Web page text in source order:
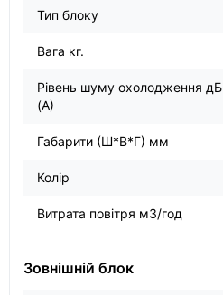
Тип блоку
Вага кг.
Рівень шуму охолодження дБ
(А)
Габарити (Ш*В*Г) мм
Колір
Витрата повітря м3/год
Зовнішній блок